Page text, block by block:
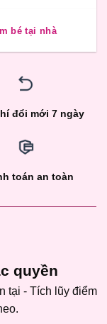
bé tại nhà
đổi mới 7 ngày
toán an toàn
quyền
tại - Tích lũy điểm